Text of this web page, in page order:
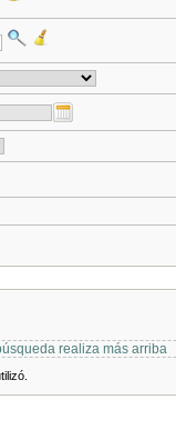
realiza más arriba